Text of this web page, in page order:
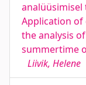
Application
the analysis
summertime
Liivik, Helene